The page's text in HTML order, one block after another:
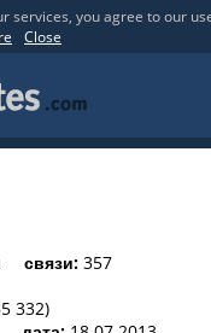
services, you agree to our
Close
связи: 357
332)